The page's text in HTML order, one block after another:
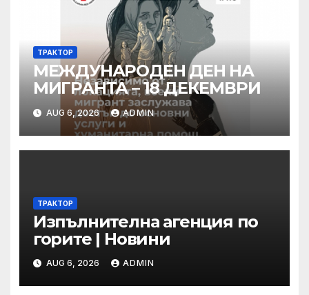
ТРАКТОР
МЕЖДУНАРОДЕН ДЕН НА
МИГРАНТА – 18 ДЕКЕМВРИ
AUG 6, 2026 ADMIN
ТРАКТОР
Изпълнителна агенция по
горите | Новини
AUG 6, 2026 ADMIN